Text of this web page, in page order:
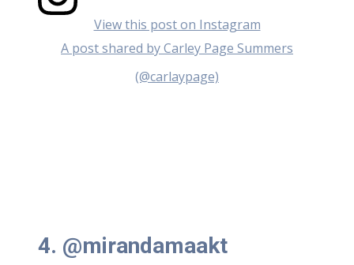
View this post on Instagram
A post shared by Carley Page Summers
(@carlaypage)
4. @mirandamaakt